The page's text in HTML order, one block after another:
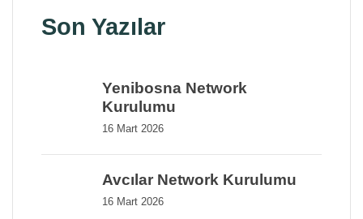
Son Yazılar
Yenibosna Network
Kurulumu
16 Mart 2026
Avcılar Network Kurulumu
16 Mart 2026